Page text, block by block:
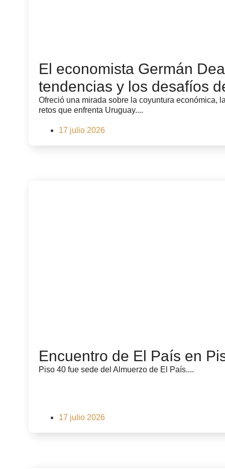
El economista Germán
tendencias y los desafíos
Ofreció una mirada sobre la coyuntura económica,
retos que enfrenta Uruguay....
17 julio 2026
Encuentro de El País en
Piso 40 fue sede del Almuerzo de El País....
17 julio 2026